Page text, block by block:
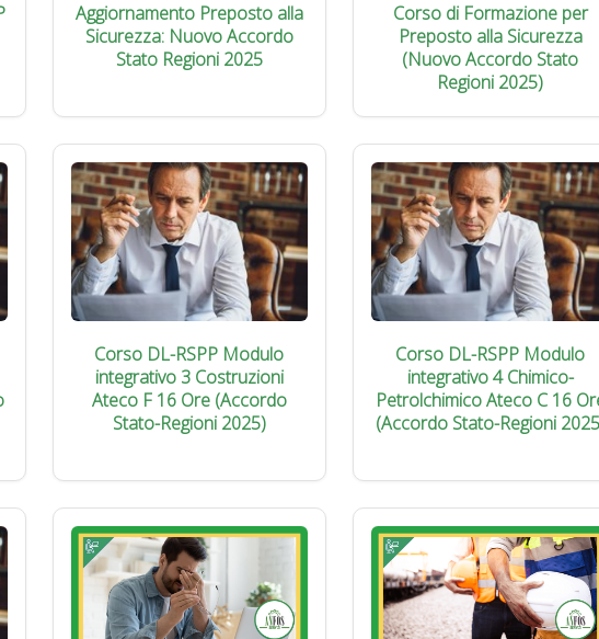
Aggiornamento Preposto alla
Sicurezza: Nuovo Accordo
Stato Regioni 2025
Corso di Formazione per
Preposto alla Sicurezza
(Nuovo Accordo Stato
Regioni 2025)
Corso DL-RSPP Modulo
integrativo 3 Costruzioni
Ateco F 16 Ore (Accordo
Stato-Regioni 2025)
Corso DL-RSPP Modulo
integrativo 4 Chimico-
Petrolchimico Ateco C 16
(Accordo Stato-Regioni